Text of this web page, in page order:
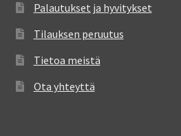
Palautukset ja hyvitykset
Tilauksen peruutus
Tietoa meistä
Ota yhteyttä